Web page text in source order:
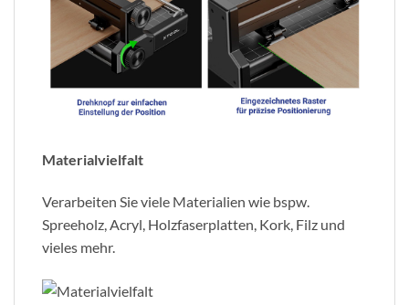
Materialvielfalt
Verarbeiten Sie viele Materialien wie bspw.
Spreeholz, Acryl, Holzfaserplatten, Kork, Filz und
vieles mehr.